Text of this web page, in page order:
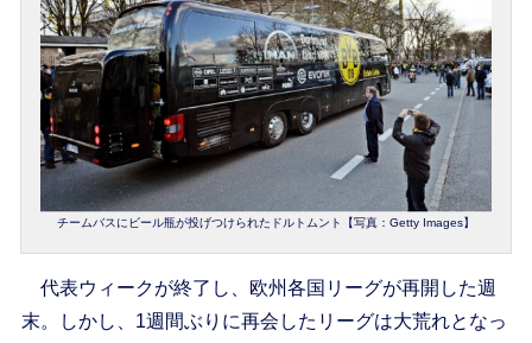
チームバスにビール瓶が投げつけられたドルトムント【写真：Getty Images】
代表ウィークが終了し、欧州各国リーグが再開した週
末。しかし、1週間ぶりに再会したリーグは大荒れとなっ